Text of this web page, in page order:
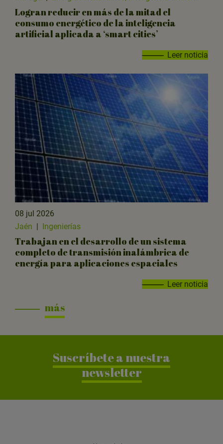
Logran reducir en más de la mitad el
consumo energético de la inteligencia
artificial aplicada a ‘smart cities’
Leer noticia
08 jul 2026
Jaén | Ingenierías
Trabajan en el desarrollo de un sistema
completo de transmisión inalámbrica de
energía para aplicaciones espaciales
Leer noticia
más
Suscríbete a nuestra
newsletter